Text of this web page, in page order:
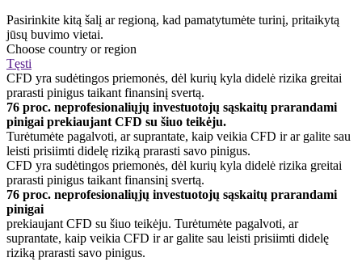
Pasirinkite kitą šalį ar regioną, kad pamatytumėte turinį, pritaikytą
jūsų buvimo vietai.
Choose country or region
Tęsti
CFD yra sudėtingos priemonės, dėl kurių kyla didelė rizika greitai
prarasti pinigus taikant finansinį svertą.
76 proc. neprofesionaliųjų investuotojų sąskaitų prarandami
pinigai prekiaujant CFD su šiuo teikėju.
Turėtumėte pagalvoti, ar suprantate, kaip veikia CFD ir ar galite sau
leisti prisiimti didelę riziką prarasti savo pinigus.
CFD yra sudėtingos priemonės, dėl kurių kyla didelė rizika greitai
prarasti pinigus taikant finansinį svertą.
76 proc. neprofesionaliųjų investuotojų sąskaitų prarandami
pinigai
prekiaujant CFD su šiuo teikėju. Turėtumėte pagalvoti, ar
suprantate, kaip veikia CFD ir ar galite sau leisti prisiimti didelę
riziką prarasti savo pinigus.